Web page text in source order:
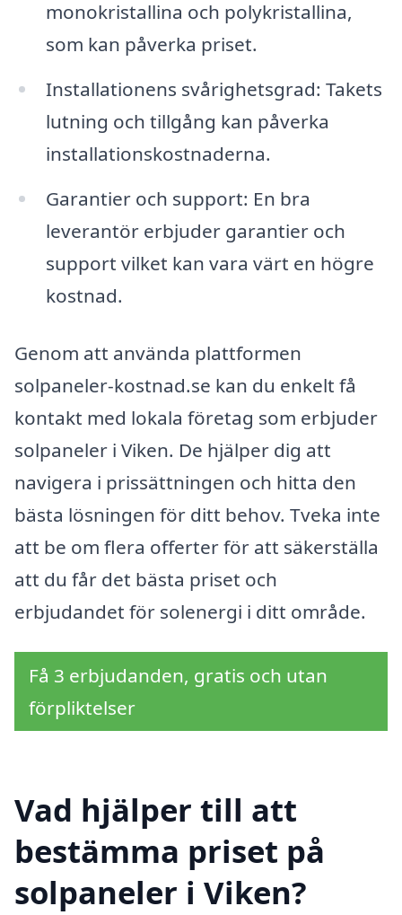
monokristallina och polykristallina,
som kan påverka priset.
Installationens svårighetsgrad: Takets
lutning och tillgång kan påverka
installationskostnaderna.
Garantier och support: En bra
leverantör erbjuder garantier och
support vilket kan vara värt en högre
kostnad.
Genom att använda plattformen
solpaneler-kostnad.se kan du enkelt få
kontakt med lokala företag som erbjuder
solpaneler i Viken. De hjälper dig att
navigera i prissättningen och hitta den
bästa lösningen för ditt behov. Tveka inte
att be om flera offerter för att säkerställa
att du får det bästa priset och
erbjudandet för solenergi i ditt område.
Få 3 erbjudanden, gratis och utan
förpliktelser
Vad hjälper till att
bestämma priset på
solpaneler i Viken?